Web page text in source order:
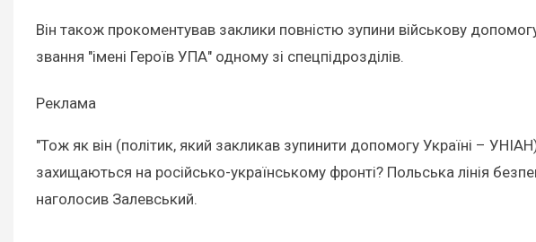
Він також прокоментував заклики повністю зупини військову
звання "імені Героїв УПА" одному зі спецпідрозділів.
Реклама
"Тож як він (політик, який закликав зупинити допомогу Україні –
захищаються на російсько-українському фронті? Польська лінія
наголосив Залевський.